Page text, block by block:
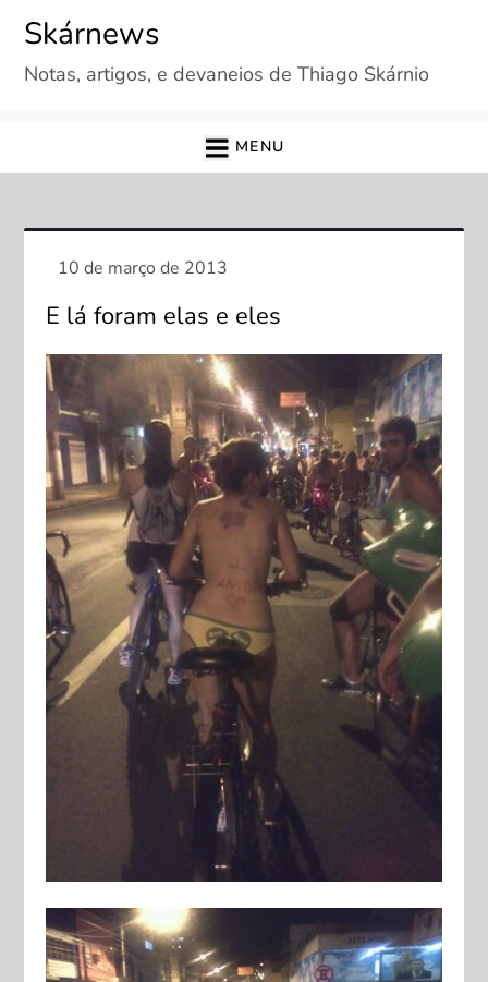
content
Skárnews
Notas, artigos, e devaneios de Thiago Skárnio
MENU
E lá foram elas e eles